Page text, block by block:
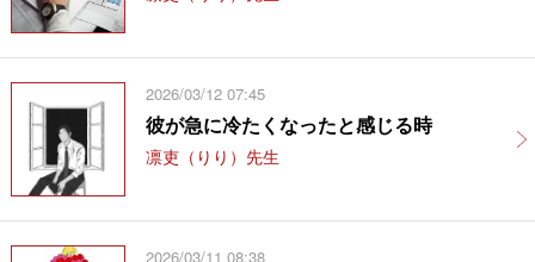
2026/03/12 07:45
彼が急に冷たくなったと感じる時
凛吏（りり）先生
2026/03/11 08:38